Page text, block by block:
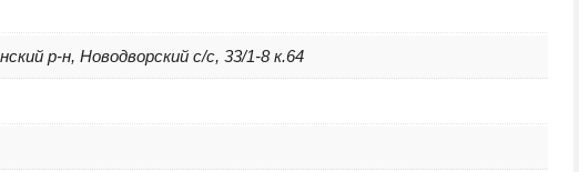
р-н, Новодворский с/с, 33/1-8 к.64